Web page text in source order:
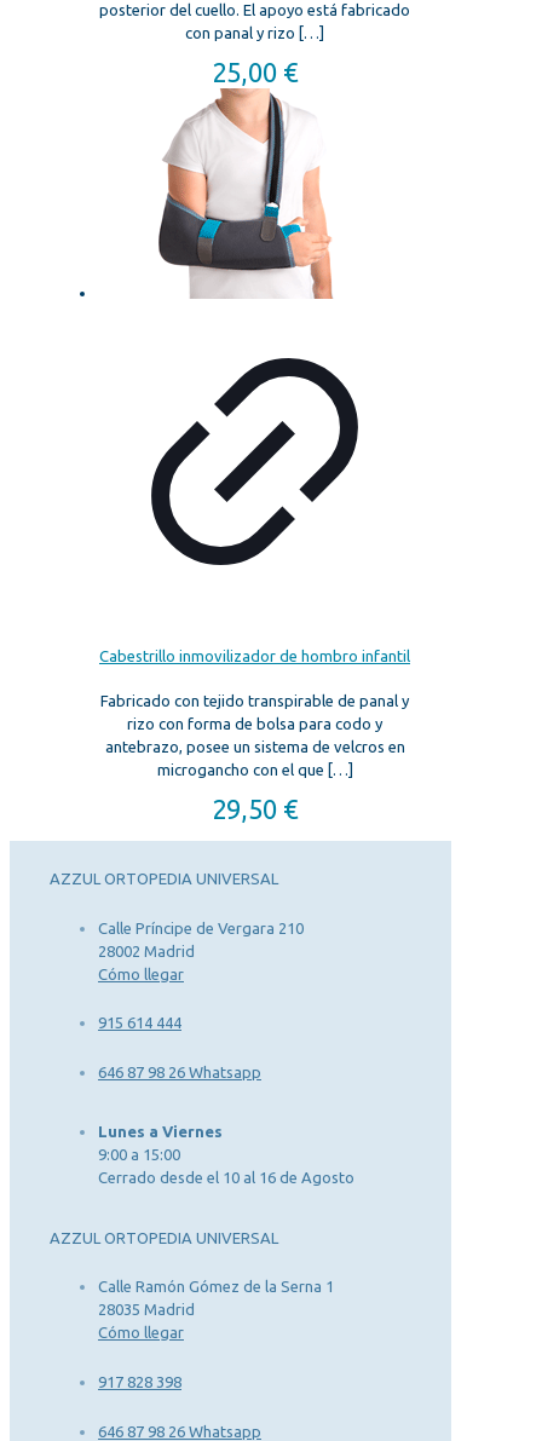
posterior del cuello. El apoyo está fabricado
con panal y rizo […]
25,00 €
Cabestrillo inmovilizador de hombro infantil
Fabricado con tejido transpirable de panal y
rizo con forma de bolsa para codo y
antebrazo, posee un sistema de velcros en
microgancho con el que […]
29,50 €
AZZUL ORTOPEDIA UNIVERSAL
Calle Príncipe de Vergara 210
28002 Madrid
Cómo llegar
915 614 444
646 87 98 26 Whatsapp
Lunes a Viernes
9:00 a 15:00
Cerrado desde el 10 al 16 de Agosto
AZZUL ORTOPEDIA UNIVERSAL
Calle Ramón Gómez de la Serna 1
28035 Madrid
Cómo llegar
917 828 398
646 87 98 26 Whatsapp